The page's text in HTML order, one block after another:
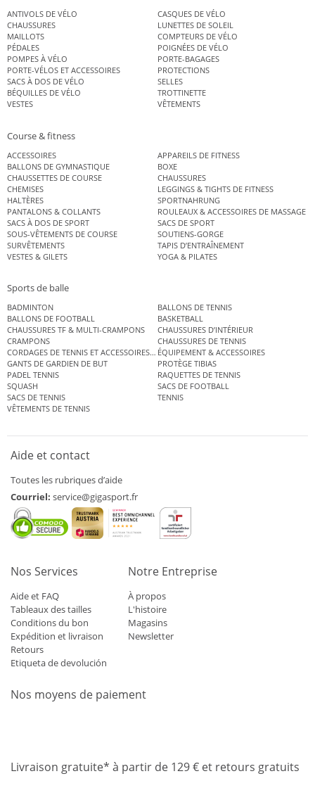
ANTIVOLS DE VÉLO
CASQUES DE VÉLO
CHAUSSURES
LUNETTES DE SOLEIL
MAILLOTS
COMPTEURS DE VÉLO
PÉDALES
POIGNÉES DE VÉLO
POMPES À VÉLO
PORTE-BAGAGES
PORTE-VÉLOS ET ACCESSOIRES
PROTECTIONS
SACS À DOS DE VÉLO
SELLES
BÉQUILLES DE VÉLO
TROTTINETTE
VESTES
VÊTEMENTS
Course & fitness
ACCESSOIRES
APPAREILS DE FITNESS
BALLONS DE GYMNASTIQUE
BOXE
CHAUSSETTES DE COURSE
CHAUSSURES
CHEMISES
LEGGINGS & TIGHTS DE FITNESS
HALTÈRES
SPORTNAHRUNG
PANTALONS & COLLANTS
ROULEAUX & ACCESSOIRES DE MASSAGE
SACS À DOS DE SPORT
SACS DE SPORT
SOUS-VÊTEMENTS DE COURSE
SOUTIENS-GORGE
SURVÊTEMENTS
TAPIS D’ENTRAÎNEMENT
VESTES & GILETS
YOGA & PILATES
Sports de balle
BADMINTON
BALLONS DE TENNIS
BALLONS DE FOOTBALL
BASKETBALL
CHAUSSURES TF & MULTI-CRAMPONS
CHAUSSURES D’INTÉRIEUR
CRAMPONS
CHAUSSURES DE TENNIS
CORDAGES DE TENNIS ET ACCESSOIRES DE TENNISÉQUIPEMENT & ACCESSOIRES
GANTS DE GARDIEN DE BUT
PROTÈGE TIBIAS
PADEL TENNIS
RAQUETTES DE TENNIS
SQUASH
SACS DE FOOTBALL
SACS DE TENNIS
TENNIS
VÊTEMENTS DE TENNIS
Aide et contact
Toutes les rubriques d’aide
Courriel: service@gigasport.fr
Nos Services
Aide et FAQ
Tableaux des tailles
Conditions du bon
Expédition et livraison
Retours
Etiqueta de devolución
Notre Entreprise
À propos
L'histoire
Magasins
Newsletter
Nos moyens de paiement
Livraison gratuite* à partir de 129 € et retours gratuits